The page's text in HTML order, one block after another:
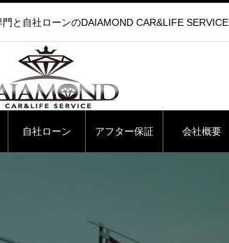
門と自社ローンのDAIAMOND CAR&LIFE SERVICE
自社ローン アフター保証 会社概要